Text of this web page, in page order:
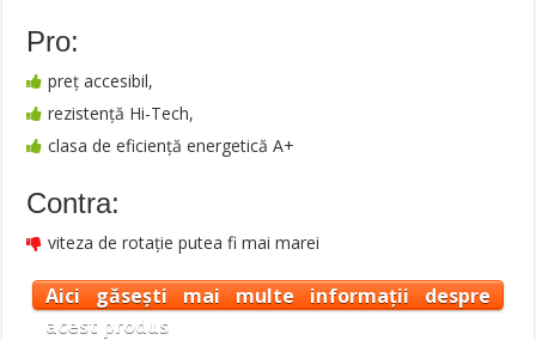
Pro:
preț accesibil,
rezistență Hi-Tech,
clasa de eficiență energetică A+
Contra:
viteza de rotație putea fi mai marei
Aici găsești mai multe informații despre
acest produs